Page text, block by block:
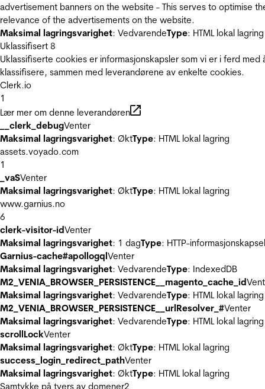
advertisement banners on the website - This serves to optimise
relevance of the advertisements on the website.
Maksimal lagringsvarighet: VedvarendeType: HTML lokal lagring
Uklassifisert 8
Uklassifiserte cookies er informasjonskapsler som vi er i ferd med
klassifisere, sammen med leverandørene av enkelte cookies.
Clerk.io
1
Lær mer om denne leverandøren
__clerk_debugVenter
Maksimal lagringsvarighet: ØktType: HTML lokal lagring
assets.voyado.com
1
_vaSVenter
Maksimal lagringsvarighet: ØktType: HTML lokal lagring
www.garnius.no
6
clerk-visitor-idVenter
Maksimal lagringsvarighet: 1 dagType: HTTP-informasjonskapsel
Garnius-cache#apollogqlVenter
Maksimal lagringsvarighet: VedvarendeType: IndexedDB
M2_VENIA_BROWSER_PERSISTENCE__magento_cache_id
Maksimal lagringsvarighet: VedvarendeType: HTML lokal lagring
M2_VENIA_BROWSER_PERSISTENCE__urlResolver_#Venter
Maksimal lagringsvarighet: VedvarendeType: HTML lokal lagring
scrollLockVenter
Maksimal lagringsvarighet: ØktType: HTML lokal lagring
success_login_redirect_pathVenter
Maksimal lagringsvarighet: ØktType: HTML lokal lagring
Samtykke på tvers av domener2